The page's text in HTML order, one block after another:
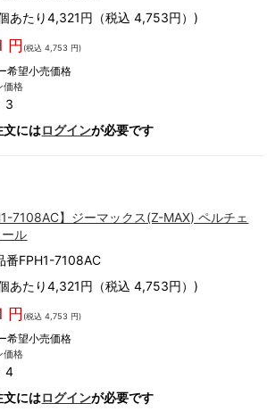
あたり4,321円（税込 4,753円）)
円 (税込 4,753 円)
希望小売価格
価格
3
文にはログインが必要です
7108AC】ジーマックス(Z-MAX) ペルチェ
ル
番FPH1-7108AC
あたり4,321円（税込 4,753円）)
円 (税込 4,753 円)
希望小売価格
価格
4
文にはログインが必要です